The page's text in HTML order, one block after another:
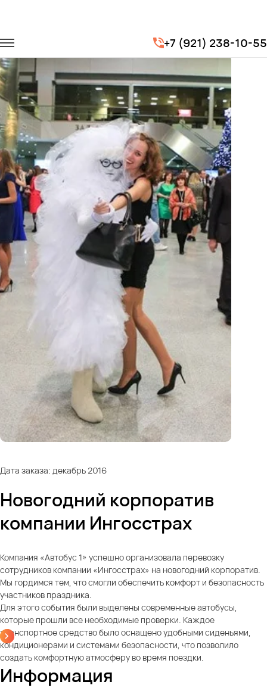
+7 (921) 238-10-55
Корпоративные перевозки
Новогодний корпоратив компании Ингосстрах
Дата заказа: декабрь 2016
Новогодний корпоратив
компании Ингосстрах
Компания «Автобус 1» успешно организовала перевозку
сотрудников компании «Ингосстрах» на новогодний корпоратив.
Мы гордимся тем, что смогли обеспечить комфорт и безопасность
участников праздника.
Для этого события были выделены современные автобусы,
которые прошли все необходимые проверки. Каждое
транспортное средство было оснащено удобными сиденьями,
кондиционерами и системами безопасности, что позволило
создать комфортную атмосферу во время поездки.
Информация